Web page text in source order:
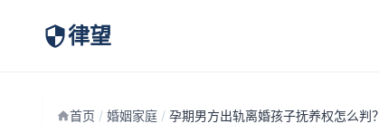
律望
首页 / 婚姻家庭 / 孕期男方出轨离婚孩子抚养权怎么判？